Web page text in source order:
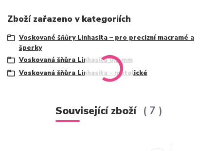
Zboží zařazeno v kategoriích
Voskované šňůry Linhasita – pro precizní macramé a
šperky
Voskovaná šňůra Linhasita 0,5 mm
Voskovaná šňůra Linhasita - metalické
Související zboží 7